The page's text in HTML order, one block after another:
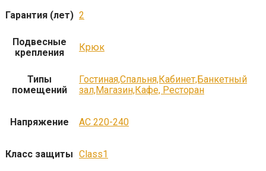
Гарантия (лет) 2
Подвесные
крепления
Крюк
Типы
помещений
Гостиная,Спальня,Кабинет,Банкетный
зал,Магазин,Кафе, Ресторан
Напряжение AC 220-240
Класс защиты Class1